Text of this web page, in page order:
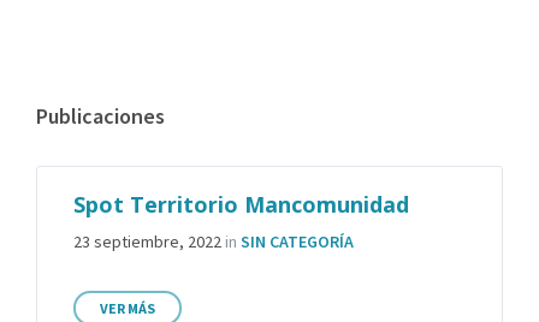
Publicaciones
Spot Territorio Mancomunidad
23 septiembre, 2022 in SIN CATEGORÍA
VER MÁS